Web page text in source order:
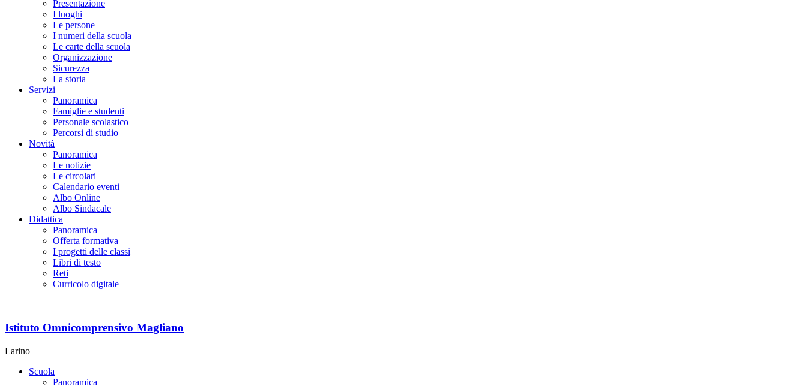
Presentazione
I luoghi
Le persone
I numeri della scuola
Le carte della scuola
Organizzazione
Sicurezza
La storia
Servizi
Panoramica
Famiglie e studenti
Personale scolastico
Percorsi di studio
Novità
Panoramica
Le notizie
Le circolari
Calendario eventi
Albo Online
Albo Sindacale
Didattica
Panoramica
Offerta formativa
I progetti delle classi
Libri di testo
Reti
Curricolo digitale
Istituto Omnicomprensivo Magliano
Larino
Scuola
Panoramica